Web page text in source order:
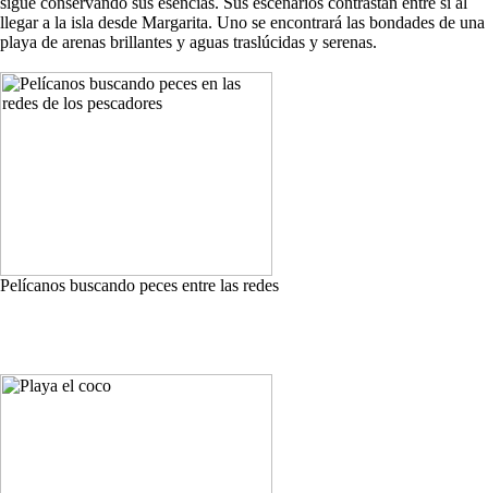
llegar a la isla desde Margarita. Uno se encontrará las bondades de una
playa de arenas brillantes y aguas traslúcidas y serenas.
Pelícanos buscando peces entre las redes